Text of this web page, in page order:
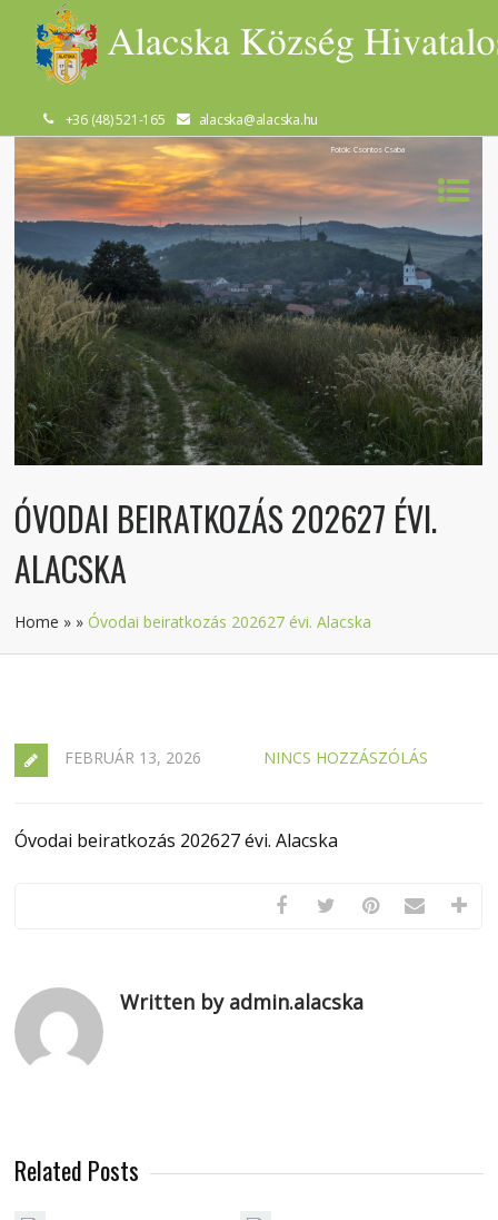
+36 (48) 521-165 alacska@alacska.hu
Fotók: Csontos Csaba
ÓVODAI BEIRATKOZÁS 202627 ÉVI.
ALACSKA
Home » » Óvodai beiratkozás 202627 évi. Alacska
FEBRUÁR 13, 2026 NINCS HOZZÁSZÓLÁS
Óvodai beiratkozás 202627 évi. Alacska
Written by admin.alacska
Related Posts